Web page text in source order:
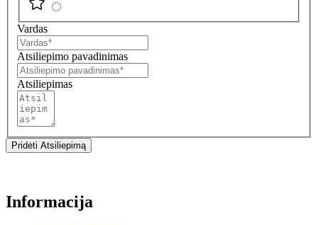
Vardas
Atsiliepimo pavadinimas
Atsiliepimas
Pridėti Atsiliepimą
Informacija